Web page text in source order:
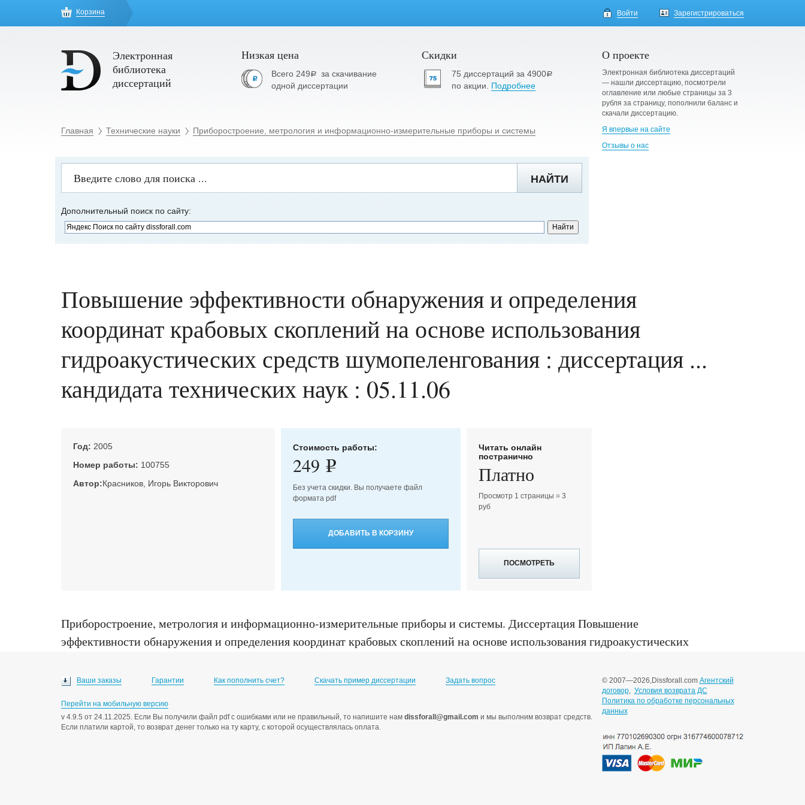
Корзина Войти Зарегистрироваться
Электронная
библиотека
диссертаций
Низкая цена
Всего 249a за скачивание
одной диссертации
Скидки
75 диссертаций за 4900a
по акции. Подробнее
Главная Технические науки Приборостроение, метрология и информационно-измерительные приборы и системы
О проекте
Электронная библиотека диссертаций
— нашли диссертацию, посмотрели
оглавление или любые страницы за 3
рубля за страницу, пополнили баланс и
скачали диссертацию.
Я впервые на сайте
Отзывы о нас
НАЙТИ
Дополнительный поиск по сайту:
Повышение эффективности обнаружения и определения
координат крабовых скоплений на основе использования
гидроакустических средств шумопеленгования : диссертация ...
кандидата технических наук : 05.11.06
Год: 2005
Номер работы: 100755
Автор:Красников, Игорь Викторович
Стоимость работы:
249 e
Без учета скидки. Вы получаете файл
формата pdf
ДОБАВИТЬ В КОРЗИНУ
Читать онлайн
постранично
Платно
Просмотр 1 страницы = 3
руб
ПОСМОТРЕТЬ
Приборостроение, метрология и информационно-измерительные приборы и системы. Диссертация Повышение
эффективности обнаружения и определения координат крабовых скоплений на основе использования гидроакустических
Ваши заказы Гарантии Как пополнить счет? Скачать пример диссертации Задать вопрос
Перейти на мобильную версию
v 4.9.5 от 24.11.2025. Если Вы получили файл pdf с ошибками или не правильный, то напишите нам dissforall@gmail.com и мы выполним возврат средств.
Если платили картой, то возврат денег только на ту карту, с которой осуществлялась оплата.
© 2007—2026,Dissforall.com Агентский
договор, Условия возврата ДС
Политика по обработке персональных
данных